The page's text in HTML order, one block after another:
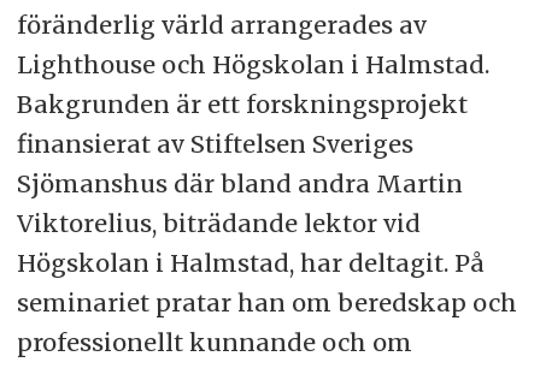
föränderlig värld arrangerades av
Lighthouse och Högskolan i Halmstad.
Bakgrunden är ett forskningsprojekt
finansierat av Stiftelsen Sveriges
Sjömanshus där bland andra Martin
Viktorelius, biträdande lektor vid
Högskolan i Halmstad, har deltagit. På
seminariet pratar han om beredskap och
professionellt kunnande och om